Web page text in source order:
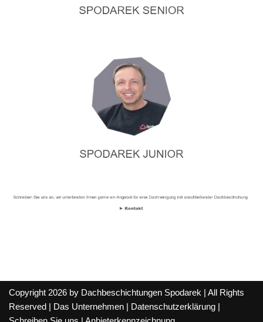
Copyright 2026 by Dachbeschichtungen Spodarek | All Rights
Reserved |
Das Unternehmen Datenschutzerklärung